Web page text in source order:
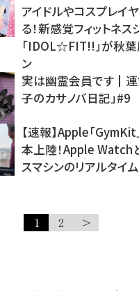
アイドルやコスプレイ
る！新感覚フィットネス
「IDOL☆FIT!!」が秋
ン
実は幽霊会員です┃連
子のカサノバ日記」#9
【速報】Apple「
本上陸！Apple Watch
スマシンのリアルタイ
1 2 >